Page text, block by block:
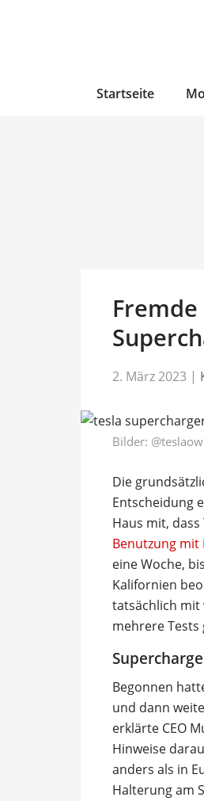
Startseite
2. März 2023 |
Bilder:
Die
Entscheidung
Haus mit,
Benutzung
eine Woche,
Kalifornien
tatsächlich mit
mehrere Tests
Begonnen
und dann
erklärte CEO
Hinweise
anders als in
Halterung am